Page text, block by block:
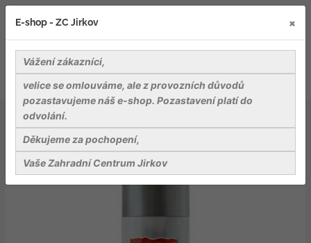
Dekorace - barva stříbrná sprej 150 ml
E-shop - ZC Jirkov ×
Vážení zákazníci,
velice se omlouváme, ale z provozních důvodů
pozastavujeme náš e-shop. Pozastavení platí do
odvolání.
Děkujeme za pochopení,
Vaše Zahradní Centrum Jirkov